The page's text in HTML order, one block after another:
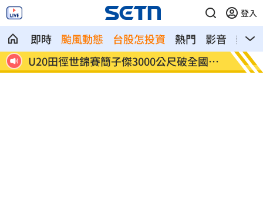
登入
即時 颱風動態 台股怎投資 熱門 影音
熱搜
紀
被目擊現身三總直腸科 67歲徐乃麟證實
了
南澳